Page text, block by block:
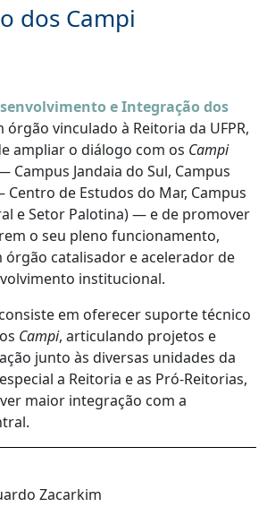
dos Campi
e Integração dos
órgão vinculado à Reitoria da UFPR,
ampliar o diálogo com os Campi
Campus Jandaia do Sul, Campus
Centro de Estudos do Mar, Campus
e Setor Palotina) — e de promover
o seu pleno funcionamento,
catalisador e acelerador de
institucional.
consiste em oferecer suporte técnico
Campi, articulando projetos e
junto às diversas unidades da
a Reitoria e as Pró-Reitorias,
maior integração com a
Zacarkim